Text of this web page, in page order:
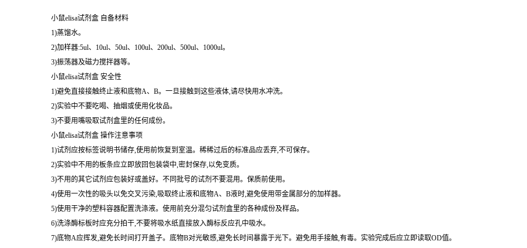
小鼠elisa试剂盒 自备材料
1)蒸馏水。
2)加样器:5ul、10ul、50ul、100ul、200ul、500ul、1000ul。
3)振荡器及磁力搅拌器等。
小鼠elisa试剂盒 安全性
1)避免直接接触终止液和底物A、B。一旦接触到这些液体,请尽快用水冲洗。
2)实验中不要吃喝、抽烟或使用化妆品。
3)不要用嘴吸取试剂盒里的任何成份。
小鼠elisa试剂盒 操作注意事项
1)试剂应按标签说明书储存,使用前恢复到室温。稀稀过后的标准品应丢弃,不可保存。
2)实验中不用的板条应立即放回包装袋中,密封保存,以免变质。
3)不用的其它试剂应包装好或盖好。不同批号的试剂不要混用。保质前使用。
4)使用一次性的吸头以免交叉污染,吸取终止液和底物A、B液时,避免使用带金属部分的加样器。
5)使用干净的塑料容器配置洗涤液。使用前充分混匀试剂盒里的各种成份及样品。
6)洗涤酶标板时应充分拍干,不要将吸水纸直接放入酶标反应孔中吸水。
7)底物A应挥发,避免长时间打开盖子。底物B对光敏感,避免长时间暴露于光下。避免用手接触,有毒。实验完成后应立即读取OD值。